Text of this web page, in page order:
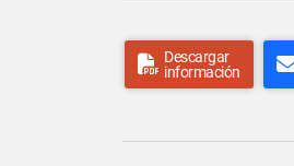
Descargar
información